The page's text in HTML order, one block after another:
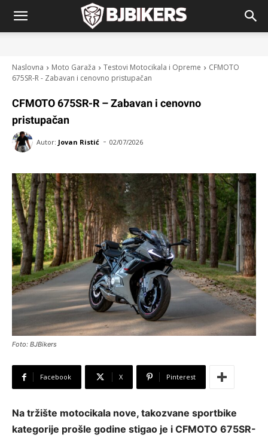
Naslovna Moto Garaža Testovi Motocikala i Opreme
CFMOTO
675SR-R - Zabavan i cenovno pristupačan
CFMOTO 675SR-R – Zabavan i cenovno
pristupačan
Autor: Jovan Ristić - 02/07/2026
Foto: BJBikers
Facebook X Pinterest
Na tržište motocikala nove, takozvane sportbike
kategorije prošle godine stigao je i CFMOTO 675SR-